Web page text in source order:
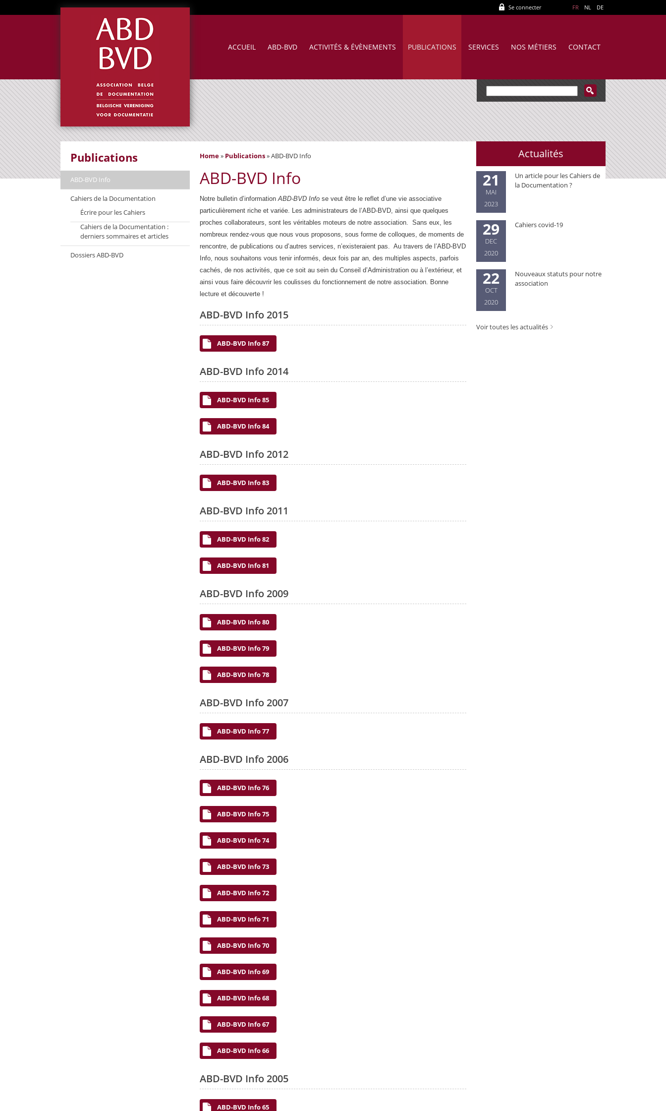
Se connecter FR NL DE
ACCUEIL ABD-BVD ACTIVITÉS & ÉVÈNEMENTS PUBLICATIONS SERVICES NOS MÉTIERS CONTACT
Publications
ABD-BVD Info
Cahiers de la Documentation
Écrire pour les Cahiers
Cahiers de la Documentation :
derniers sommaires et articles
Dossiers ABD-BVD
Home» Publications»ABD-BVD Info
ABD-BVD Info
Notre bulletin d’informationABD-BVD Info se veut être le reflet d’une vie associative
particulièrement riche et variée. Les administrateurs de l’ABD-BVD, ainsi que quelques
proches collaborateurs, sont les véritables moteurs de notre association. Sans eux, les
nombreux rendez-vous que nous vous proposons, sous forme de colloques, de moments de
rencontre, de publications ou d’autres services, n’existeraient pas. Au travers de l’ABD-BVD
Info, nous souhaitons vous tenir informés, deux fois par an, des multiples aspects, parfois
cachés, de nos activités, que ce soit au sein du Conseil d’Administration ou à l’extérieur, et
ainsi vous faire découvrir les coulisses du fonctionnement de notre association. Bonne
lecture et découverte !
ABD-BVD Info 2015
ABD-BVD Info 87
ABD-BVD Info 2014
ABD-BVD Info 85
ABD-BVD Info 84
ABD-BVD Info 2012
ABD-BVD Info 83
ABD-BVD Info 2011
ABD-BVD Info 82
ABD-BVD Info 81
ABD-BVD Info 2009
ABD-BVD Info 80
ABD-BVD Info 79
ABD-BVD Info 78
ABD-BVD Info 2007
ABD-BVD Info 77
ABD-BVD Info 2006
ABD-BVD Info 76
ABD-BVD Info 75
ABD-BVD Info 74
ABD-BVD Info 73
ABD-BVD Info 72
ABD-BVD Info 71
ABD-BVD Info 70
ABD-BVD Info 69
ABD-BVD Info 68
ABD-BVD Info 67
ABD-BVD Info 66
ABD-BVD Info 2005
ABD-BVD Info 65
Actualités
21
MAI
2023
Un article pour les Cahiers de
la Documentation ?
29
DEC
2020
Cahiers covid-19
22
OCT
2020
Nouveaux statuts pour notre
association
Voir toutes les actualités